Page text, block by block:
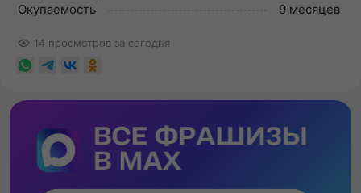
Окупаемость
9 месяцев
14 просмотров за сегодня